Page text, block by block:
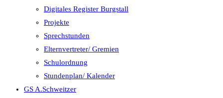
Digitales Register Burgstall
Projekte
Sprechstunden
Elternvertreter/ Gremien
Schulordnung
Stundenplan/ Kalender
GS A.Schweitzer